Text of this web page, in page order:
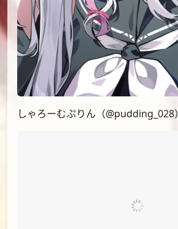
しゃろーむぷりん（@pudding_028）